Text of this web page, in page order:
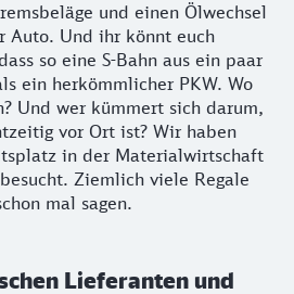
und einen Ölwechsel
Auto. Und ihr könnt euch
so eine S-Bahn aus ein paar
ein herkömmlicher PKW. Wo
Und wer kümmert sich darum,
vor Ort ist? Wir haben
in der Materialwirtschaft
Ziemlich viele Regale
mal sagen.
Lieferanten und